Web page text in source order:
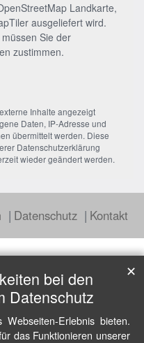
Landkarte,
ausgeliefert wird.
Sie der
zustimmen.
Inhalte angezeigt
Daten, IP-Adresse und
übermittelt werden. Diese
Datenschutzerklärung
wieder geändert werden.
Datenschutz Kontakt
bei den
Datenschutz
Erlebnis bieten.
das Funktionieren unserer
✕